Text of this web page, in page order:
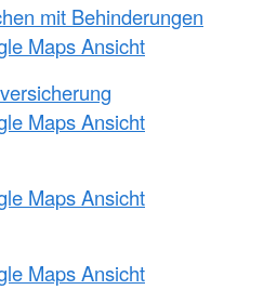
mit Behinderungen
Maps Ansicht
Maps Ansicht
Maps Ansicht
Maps Ansicht